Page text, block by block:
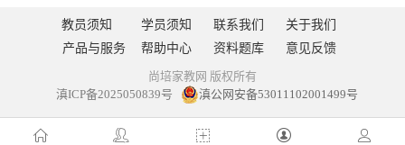
教员须知 学员须知 联系我们
关于我们
产品与服务
帮助中心 资料题库 意见反馈
尚培家教网 版权所有
滇ICP备2025050839号
滇公网安备53011102001499号